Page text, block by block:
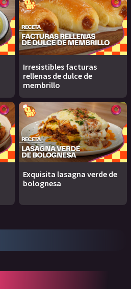
Irresistibles facturas
rellenas de dulce de
membrillo
Exquisita lasagna verde de
bolognesa